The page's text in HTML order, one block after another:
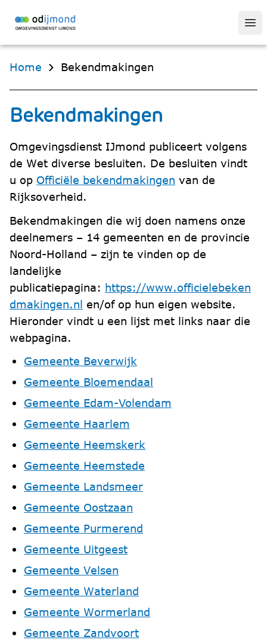
Home Bekendmakingen
Bekendmakingen
Omgevingsdienst IJmond publiceert volgens
de Wet diverse besluiten. De besluiten vindt
u op Officiële bekendmakingen van de
Rijksoverheid.
Bekendmakingen die wij doen namens onze
deelnemers – 14 gemeenten en de provincie
Noord-Holland – zijn te vinden op de
landelijke
publicatiepagina: https://www.officielebeken
dmakingen.nl en/of op hun eigen website.
Hieronder vindt u een lijst met links naar die
webpagina.
Gemeente Beverwijk
Gemeente Bloemendaal
Gemeente Edam-Volendam
Gemeente Haarlem
Gemeente Heemskerk
Gemeente Heemstede
Gemeente Landsmeer
Gemeente Oostzaan
Gemeente Purmerend
Gemeente Uitgeest
Gemeente Velsen
Gemeente Waterland
Gemeente Wormerland
Gemeente Zandvoort